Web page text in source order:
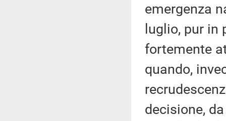
emergenza
luglio, pur in
fortemente
quando,
decisione,